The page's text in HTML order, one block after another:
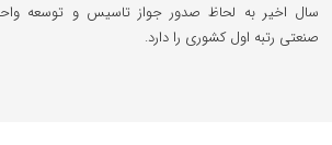
سال اخیر به لحاظ صدور جواز تاسیس و توسعه
صنعتی رتبه اول کشوری را دارد.